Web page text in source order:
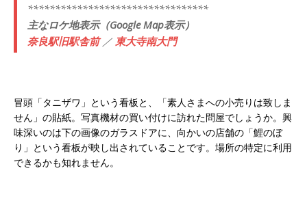
*********************************
主なロケ地表示（Google Map表示）
奈良駅旧駅舎前／ 東大寺南大門
冒頭「タニザワ」という看板と、「素人さまへの小売りは致しま
せん」の貼紙。写真機材の買い付けに訪れた問屋でしょうか。興
味深いのは下の画像のガラスドアに、向かいの店舗の「鯉のぼ
り」という看板が映し出されていることです。場所の特定に利用
できるかも知れません。